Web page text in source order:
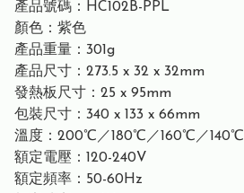
產品號碼：HC102B-PPL
顏色：紫色
產品重量：301g
產品尺寸：273.5 x 32 x 32mm
發熱板尺寸：25 x 95mm
包裝尺寸：340 x 133 x 66mm
溫度：200℃／180℃／160℃／140℃
額定電壓：120-240V
額定頻率：50-60Hz